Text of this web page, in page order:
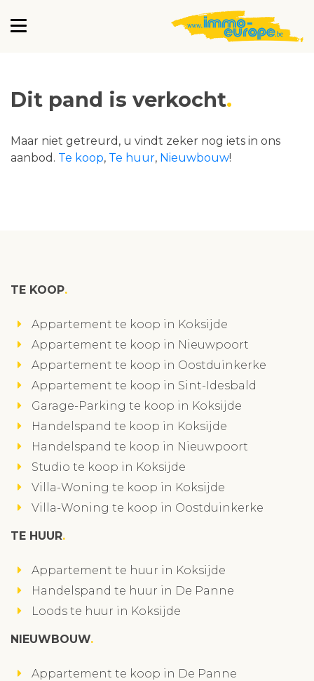
Dit pand is verkocht
Maar niet getreurd, u vindt zeker nog iets in ons
aanbod. Te koop, Te huur, Nieuwbouw!
TE KOOP
Appartement te koop in Koksijde
Appartement te koop in Nieuwpoort
Appartement te koop in Oostduinkerke
Appartement te koop in Sint-Idesbald
Garage-Parking te koop in Koksijde
Handelspand te koop in Koksijde
Handelspand te koop in Nieuwpoort
Studio te koop in Koksijde
Villa-Woning te koop in Koksijde
Villa-Woning te koop in Oostduinkerke
TE HUUR
Appartement te huur in Koksijde
Handelspand te huur in De Panne
Loods te huur in Koksijde
NIEUWBOUW
Appartement te koop in De Panne